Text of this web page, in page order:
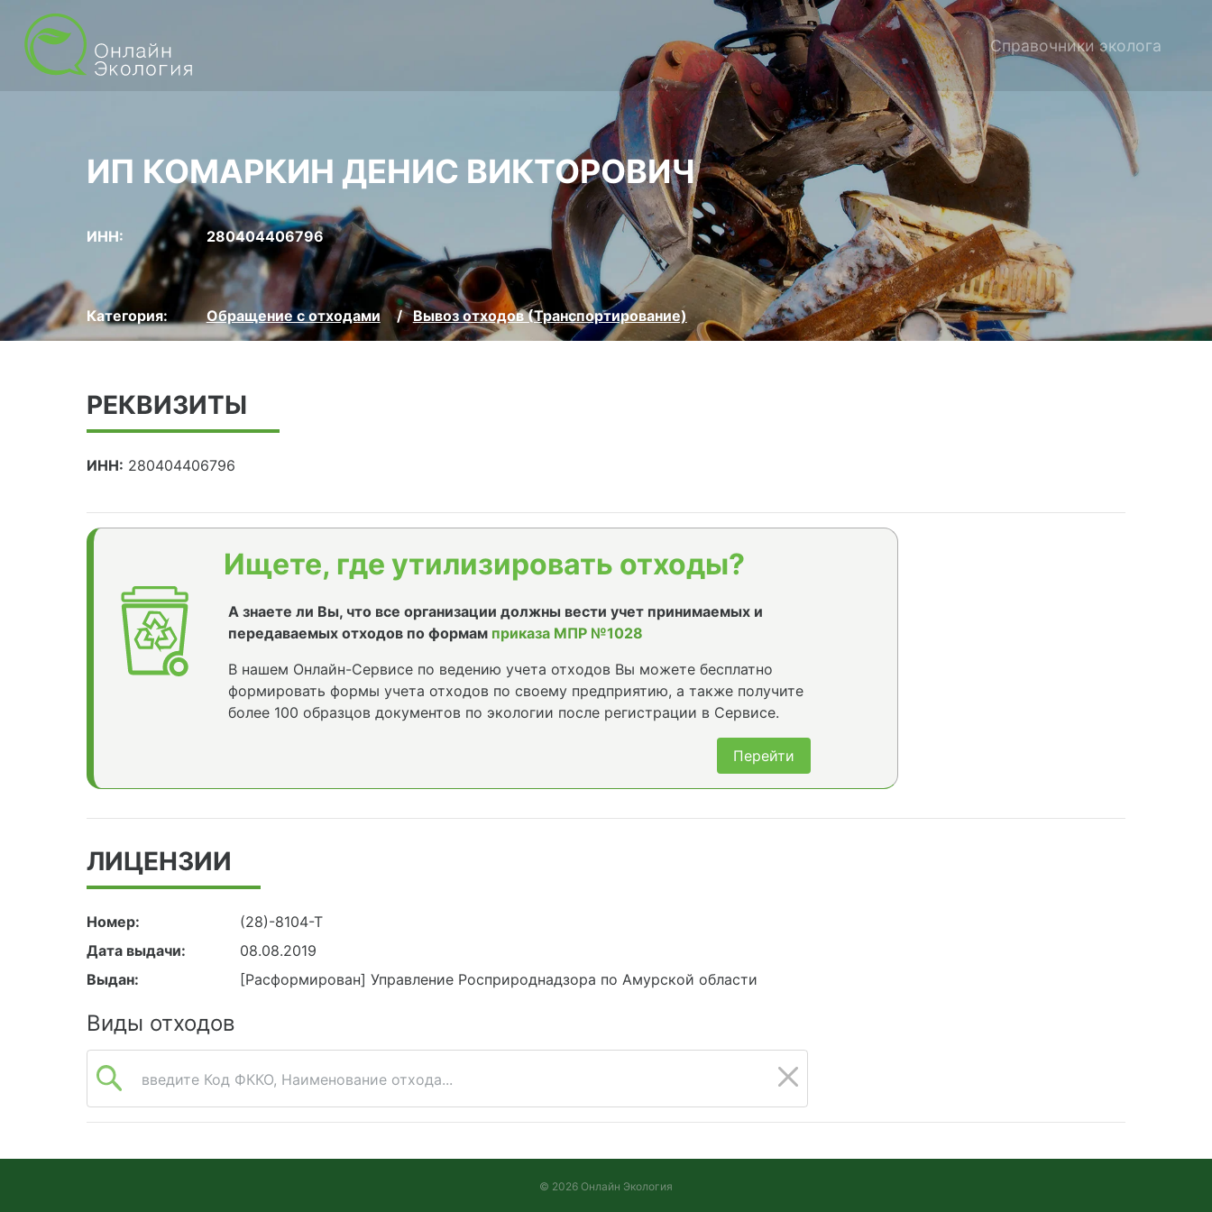
Справочники эколога
ИП КОМАРКИН ДЕНИС ВИКТОРОВИЧ
ИНН: 280404406796
Категория: Обращение с отходами Вывоз отходов (Транспортирование)
РЕКВИЗИТЫ
ИНН: 280404406796
Ищете, где утилизировать отходы?
А знаете ли Вы, что все организации должны вести учет принимаемых и
передаваемых отходов по формам приказа МПР №1028
В нашем Онлайн-Сервисе по ведению учета отходов Вы можете бесплатно
формировать формы учета отходов по своему предприятию, а также получите
более 100 образцов документов по экологии после регистрации в Сервисе.
Перейти
ЛИЦЕНЗИИ
Номер:
(28)-8104-Т
Дата выдачи:
08.08.2019
Выдан:
[Расформирован] Управление Росприроднадзора по Амурской области
Виды отходов
введите Код ФККО, Наименование отхода...
© 2026 Онлайн Экология